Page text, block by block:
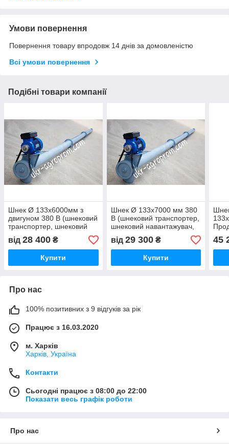
Умови повернення
Повернення товару впродовж 14 днів за домовленістю
Всі умови повернення
Подібні товари компанії
Шнек Ø 133х6000мм з
двигуном 380 В (шнековий
транспортер, шнековий
навантажувач,
завантажувач зерна)
від 28 400 ₴
Купити
Шнек Ø 133х7000 мм 380
В (шнековий транспортер,
шнековий навантажувач,
зернометач, завантажувач
зерна)
від 29 300₴
Купити
45
Про нас
100% позитивних з 9 відгуків за рік
Працює з 16.03.2020
м. Харків
Харків, Україна
Контакти
Сьогодні працює з 08:00 до 22:00
Показати весь графік роботи
Про нас